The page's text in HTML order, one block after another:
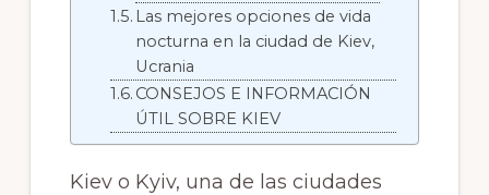
Las mejores opciones de vida
nocturna en la ciudad de Kiev,
Ucrania
CONSEJOS E INFORMACIÓN
ÚTIL SOBRE KIEV
Kiev o Kyiv, una de las ciudades